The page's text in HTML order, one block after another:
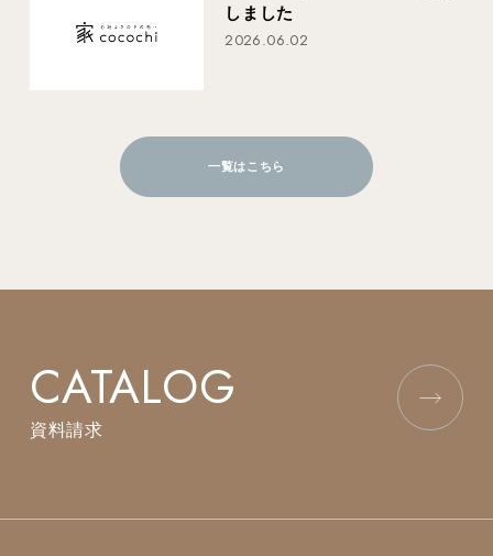
しました
2026.06.02
一覧はこちら
CATALOG
資料請求